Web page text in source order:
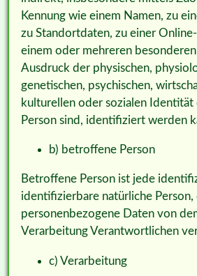
Kennung wie einem Namen, zu
zu Standortdaten, zu einer
einem oder mehreren
Ausdruck der physischen,
genetischen, psychischen,
kulturellen oder sozialen Identität
Person sind, identifiziert werden
b) betroffene Person
Betroffene Person ist jede
identifizierbare natürliche Person,
personenbezogene Daten von
Verarbeitung Verantwortlichen
c) Verarbeitung